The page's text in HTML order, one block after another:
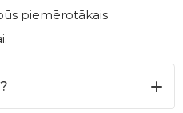
piemērotākais